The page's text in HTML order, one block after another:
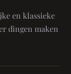
en klassieke
dingen maken